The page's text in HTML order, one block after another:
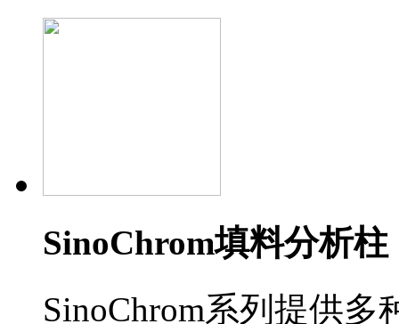
SinoChrom填料分析柱
SinoChrom系列提供多